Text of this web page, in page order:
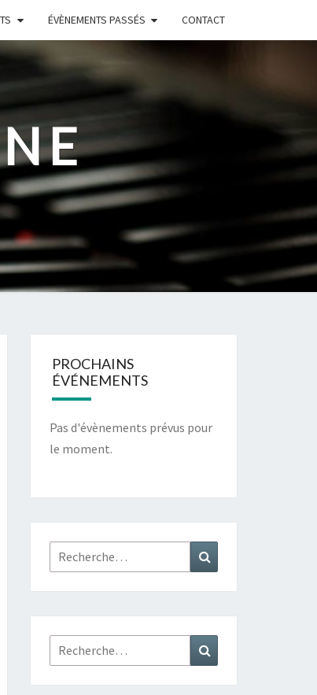
ÉVÈNEMENTS PASSÉS CONTACT
PROCHAINS
ÉVÉNEMENTS
Pas d'évènements prévus pour
le moment.
Rechercher :
Rechercher :